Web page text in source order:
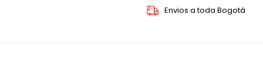
Envios a toda Bogotá